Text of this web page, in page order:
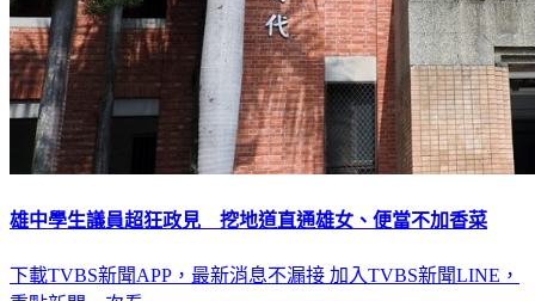
雄中學生議員超狂政見 挖地道直通雄女、便當不加香菜
下載TVBS新聞APP，最新消息不漏接 加入TVBS新聞LINE，